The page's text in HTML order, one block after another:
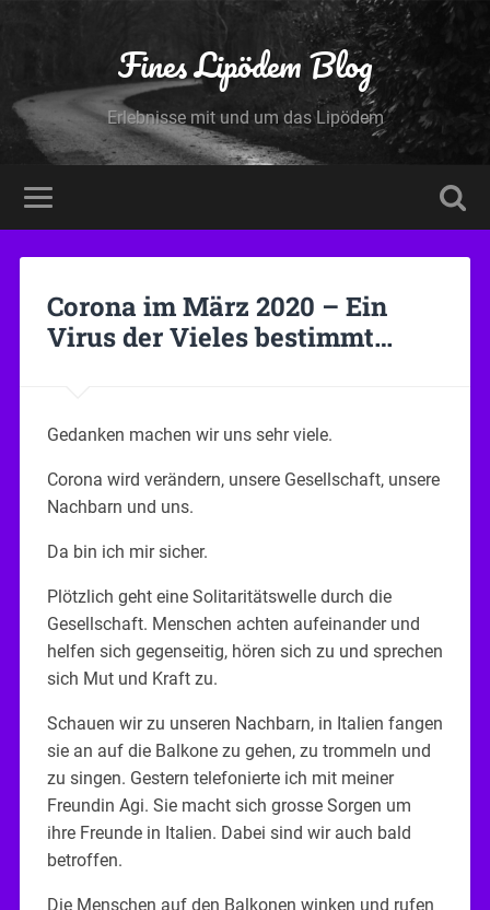
Fines Lipödem Blog
Erlebnisse mit und um das Lipödem
Corona im März 2020 – Ein
Virus der Vieles bestimmt…
Gedanken machen wir uns sehr viele.
Corona wird verändern, unsere Gesellschaft, unsere
Nachbarn und uns.
Da bin ich mir sicher.
Plötzlich geht eine Solitaritätswelle durch die
Gesellschaft. Menschen achten aufeinander und
helfen sich gegenseitig, hören sich zu und sprechen
sich Mut und Kraft zu.
Schauen wir zu unseren Nachbarn, in Italien fangen
sie an auf die Balkone zu gehen, zu trommeln und
zu singen. Gestern telefonierte ich mit meiner
Freundin Agi. Sie macht sich grosse Sorgen um
ihre Freunde in Italien. Dabei sind wir auch bald
betroffen.
Die Menschen auf den Balkonen winken und rufen